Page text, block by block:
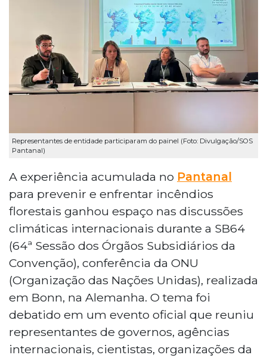
Representantes de entidade participaram do painel (Foto: Divulgação/SOS
Pantanal)
A experiência acumulada no Pantanal
para prevenir e enfrentar incêndios
florestais ganhou espaço nas discussões
climáticas internacionais durante a SB64
(64ª Sessão dos Órgãos Subsidiários da
Convenção), conferência da ONU
(Organização das Nações Unidas), realizada
em Bonn, na Alemanha. O tema foi
debatido em um evento oficial que reuniu
representantes de governos, agências
internacionais, cientistas, organizações da